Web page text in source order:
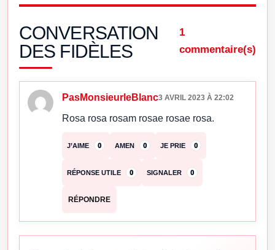
CONVERSATION
DES FIDÈLES
1
commentaire(s)
PasMonsieurleBlanc3 AVRIL 2023 À 22:02
Rosa rosa rosam rosae rosae rosa.
J’AIME 0 AMEN 0 JE PRIE 0
RÉPONSE UTILE 0 SIGNALER 0
RÉPONDRE